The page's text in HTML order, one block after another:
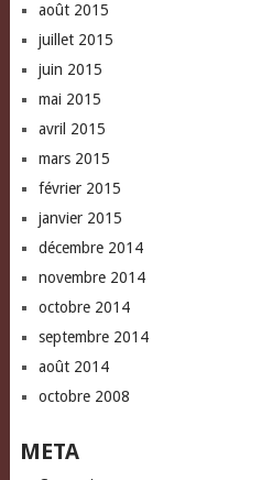
août 2015
juillet 2015
juin 2015
mai 2015
avril 2015
mars 2015
février 2015
janvier 2015
décembre 2014
novembre 2014
octobre 2014
septembre 2014
août 2014
octobre 2008
META